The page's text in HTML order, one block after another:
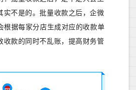
实不是的。批量收款之后，企微
根据每家分店生成对应的收款单
收款的同时不乱账，提高财务管